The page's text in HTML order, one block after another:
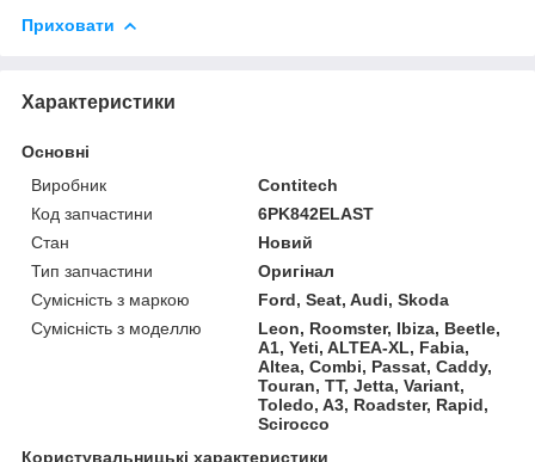
Приховати
Характеристики
Основні
Виробник
Contitech
Код запчастини
6PK842ELAST
Стан
Новий
Тип запчастини
Оригінал
Сумісність з маркою
Ford, Seat, Audi, Skoda
Сумісність з моделлю
Leon, Roomster, Ibiza, Beetle,
A1, Yeti, ALTEA-XL, Fabia,
Altea, Combi, Passat, Caddy,
Touran, TT, Jetta, Variant,
Toledo, A3, Roadster, Rapid,
Scirocco
Користувальницькі характеристики